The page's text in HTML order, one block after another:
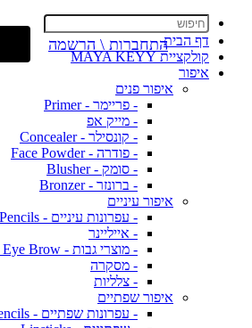
דף הבית
קולקציית MAYA KEYY
איפור
איפור פנים
- פריימר - Primer
- מייק אפ
- קונסילר - Concealer
- פודרה - Face Powder
- סומק - Blusher
- ברונזר - Bronzer
איפור עיניים
- עפרונות עיניים - Eye Pencils
- אייליינר
- מוצרי גבות - For Eye Brow
- מסקרה
- צלליות
איפור שפתיים
- עפרונות שפתיים - Lip Pencils
התחברות \ הרשמה